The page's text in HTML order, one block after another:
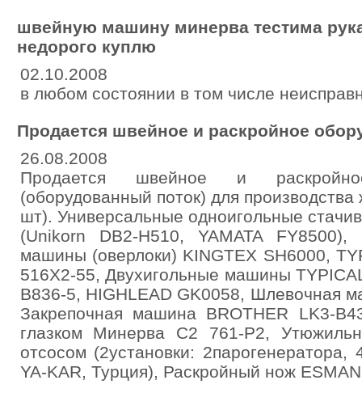
швейную машину минерва тестима
недорого куплю
02.10.2008
в любом состоянии в том числе
Продается швейное и раскройное
26.08.2008
Продается швейное и
(оборудованный поток) для
шт). Универсальные одноигольные
(Unikorn DB2-H510, YAMATA FY8500),
машины (оверлоки) KINGTEX SH6000,
516X2-55, Двухигольные машины
B836-5, HIGHLEAD GK0058, Шлевочная
Закрепочная машина BROTHER LK3-
глазком Минерва C2 761-P2,
отсосом (2установки:
YA-KAR, Турция), Раскройный нож